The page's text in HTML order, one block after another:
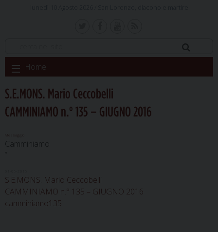
Skip
to
Home
S.E.MONS. Mario Ceccobelli
CAMMINIAMO n.° 135 – GIUGNO 2016
Camminiamo
S.E.MONS. Mario Ceccobelli
CAMMINIAMO n.° 135 – GIUGNO 2016
camminiamo135